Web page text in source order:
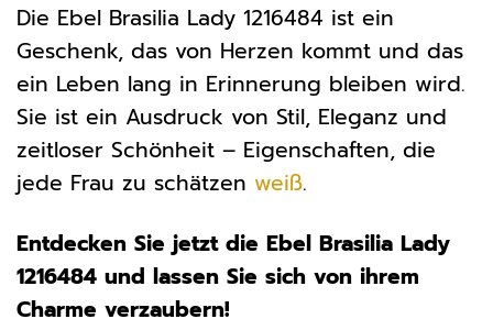
Die Ebel Brasilia Lady 1216484 ist ein
Geschenk, das von Herzen kommt und das
ein Leben lang in Erinnerung bleiben wird.
Sie ist ein Ausdruck von Stil, Eleganz und
zeitloser Schönheit – Eigenschaften, die
jede Frau zu schätzen weiß.
Entdecken Sie jetzt die Ebel Brasilia Lady
1216484 und lassen Sie sich von ihrem
Charme verzaubern!